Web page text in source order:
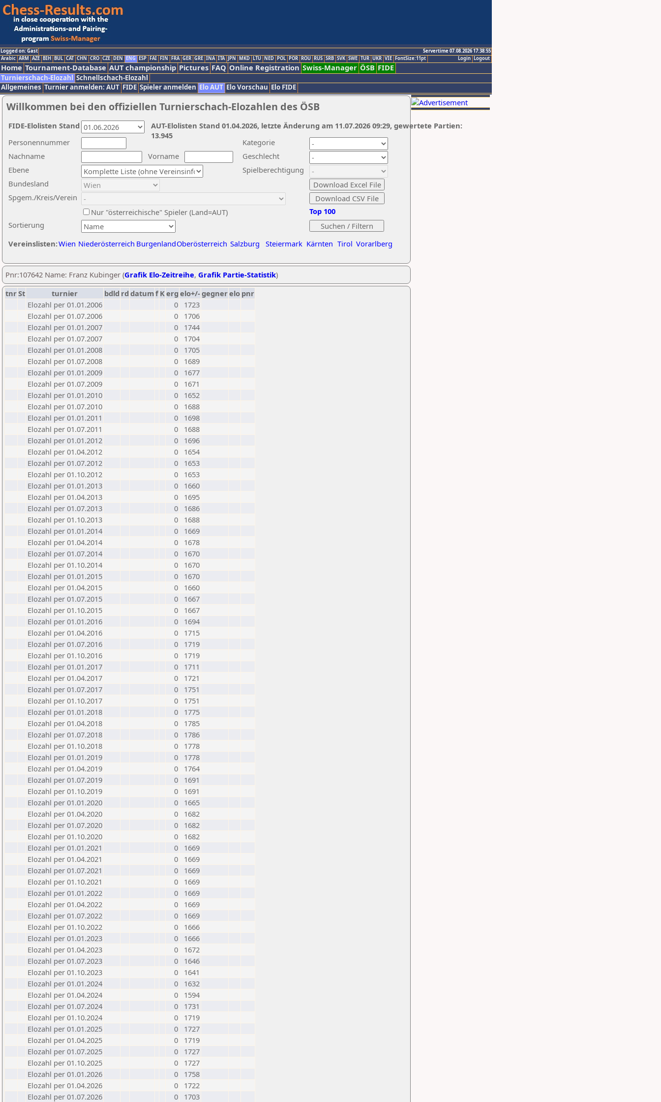
Logged on: Gast
Servertime 07.08.2026 17:38:55
Logout
Login
Arabic ARM AZE BIH BUL CAT CHN CRO CZE DEN ENG ESP FAI FIN FRA GER GRE INA ITA JPN MKD LTU NED POL POR ROU RUS SRB SVK SWE TUR UKR VIE FontSize:11pt
Home Tournament-Database AUT championship Pictures FAQ Online Registration Swiss-Manager ÖSB FIDE
Turnierschach-Elozahl Schnellschach-Elozahl
Allgemeines Turnier anmelden: AUT FIDE Spieler anmelden Elo AUT Elo Vorschau Elo FIDE
Willkommen bei den offiziellen Turnierschach-Elozahlen des ÖSB
Nachname
Vorname
Ebene
Kategorie
Sortierung
Personennummer
Bundesland
Spgem./Kreis/Verein
Geschlecht
Nur "österreichische" Spieler (Land=AUT)
Spielberechtigung
Vereinslisten:Wien Niederösterreich BurgenlandOberösterreich Salzburg Steiermark Kärnten Tirol Vorarlberg
Top 100
AUT-Elolisten Stand 01.04.2026, letzte Änderung am 11.07.2026 09:29, gewertete Partien:
13.945
FIDE-Elolisten Stand
Pnr:107642 Name: Franz Kubinger (Grafik Elo-Zeitreihe, Grafik Partie-Statistik)
tnrSt turnier bdld rd datumf Kerg elo+/-gegnerelo pnr
Elozahl per 01.01.2006
0
1723
Elozahl per 01.07.2006
0
1706
Elozahl per 01.01.2007
0
1744
Elozahl per 01.07.2007
0
1704
Elozahl per 01.01.2008
0
1705
Elozahl per 01.07.2008
0
1689
Elozahl per 01.01.2009
0
1677
Elozahl per 01.07.2009
0
1671
Elozahl per 01.01.2010
0
1652
Elozahl per 01.07.2010
0
1688
Elozahl per 01.01.2011
0
1698
Elozahl per 01.07.2011
0
1688
Elozahl per 01.01.2012
0
1696
Elozahl per 01.04.2012
0
1654
Elozahl per 01.07.2012
0
1653
Elozahl per 01.10.2012
0
1653
Elozahl per 01.01.2013
0
1660
Elozahl per 01.04.2013
0
1695
Elozahl per 01.07.2013
0
1686
Elozahl per 01.10.2013
0
1688
Elozahl per 01.01.2014
0
1669
Elozahl per 01.04.2014
0
1678
Elozahl per 01.07.2014
0
1670
Elozahl per 01.10.2014
0
1670
Elozahl per 01.01.2015
0
1670
Elozahl per 01.04.2015
0
1660
Elozahl per 01.07.2015
0
1667
Elozahl per 01.10.2015
0
1667
Elozahl per 01.01.2016
0
1694
Elozahl per 01.04.2016
0
1715
Elozahl per 01.07.2016
0
1719
Elozahl per 01.10.2016
0
1719
Elozahl per 01.01.2017
0
1711
Elozahl per 01.04.2017
0
1721
Elozahl per 01.07.2017
0
1751
Elozahl per 01.10.2017
0
1751
Elozahl per 01.01.2018
0
1775
Elozahl per 01.04.2018
0
1785
Elozahl per 01.07.2018
0
1786
Elozahl per 01.10.2018
0
1778
Elozahl per 01.01.2019
0
1778
Elozahl per 01.04.2019
0
1764
Elozahl per 01.07.2019
0
1691
Elozahl per 01.10.2019
0
1691
Elozahl per 01.01.2020
0
1665
Elozahl per 01.04.2020
0
1682
Elozahl per 01.07.2020
0
1682
Elozahl per 01.10.2020
0
1682
Elozahl per 01.01.2021
0
1669
Elozahl per 01.04.2021
0
1669
Elozahl per 01.07.2021
0
1669
Elozahl per 01.10.2021
0
1669
Elozahl per 01.01.2022
0
1669
Elozahl per 01.04.2022
0
1669
Elozahl per 01.07.2022
0
1669
Elozahl per 01.10.2022
0
1666
Elozahl per 01.01.2023
0
1666
Elozahl per 01.04.2023
0
1672
Elozahl per 01.07.2023
0
1646
Elozahl per 01.10.2023
0
1641
Elozahl per 01.01.2024
0
1632
Elozahl per 01.04.2024
0
1594
Elozahl per 01.07.2024
0
1731
Elozahl per 01.10.2024
0
1719
Elozahl per 01.01.2025
0
1727
Elozahl per 01.04.2025
0
1719
Elozahl per 01.07.2025
0
1727
Elozahl per 01.10.2025
0
1727
Elozahl per 01.01.2026
0
1758
Elozahl per 01.04.2026
0
1722
Elozahl per 01.07.2026
0 1703